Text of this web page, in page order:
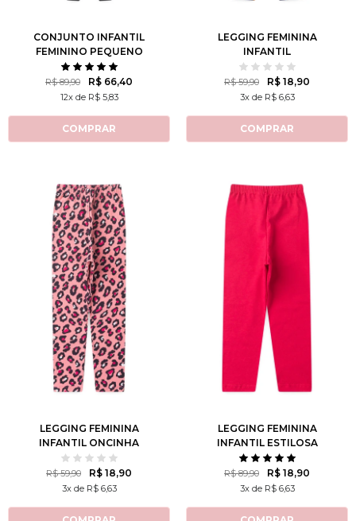
10 12
CONJUNTO INFANTIL
FEMININO PEQUENO
FELINO
R$ 89,90 R$ 66,40
12x de R$ 5,83
COMPRAR
10 12
LEGGING FEMININA
INFANTIL
BORBOLETINHA
R$ 59,90 R$ 18,90
3x de R$ 6,63
COMPRAR
3 6
10 12
LEGGING FEMININA
INFANTIL ONCINHA
R$ 59,90 R$ 18,90
3x de R$ 6,63
10 12
LEGGING FEMININA
INFANTIL ESTILOSA
R$ 89,90 R$ 18,90
3x de R$ 6,63